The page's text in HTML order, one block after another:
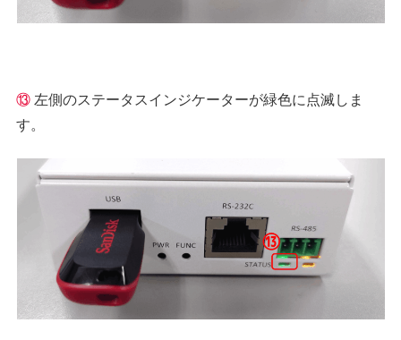
⑬ 左側のステータスインジケーターが緑色に点滅しま
す。